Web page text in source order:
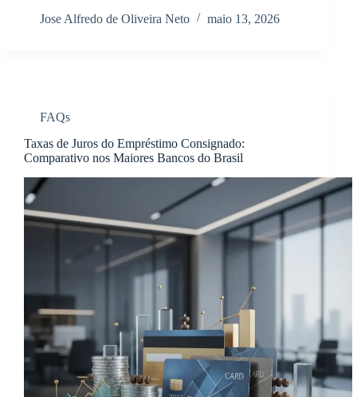
Jose Alfredo de Oliveira Neto
maio 13, 2026
FAQs
Taxas de Juros do Empréstimo Consignado:
Comparativo nos Maiores Bancos do Brasil